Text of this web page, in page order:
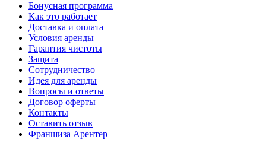
Бонусная программа
Как это работает
Доставка и оплата
Условия аренды
Гарантия чистоты
Защита
Сотрудничество
Идея для аренды
Вопросы и ответы
Договор оферты
Контакты
Оставить отзыв
Франшиза Арентер